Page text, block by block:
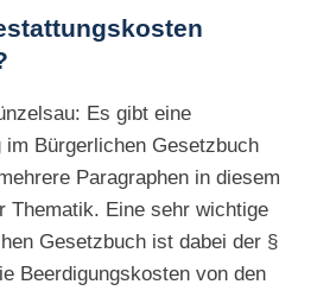
Es gibt eine
Bürgerlichen Gesetzbuch
Paragraphen in diesem
Thematik. Eine sehr wichtige
Gesetzbuch ist dabei der §
Beerdigungskosten von den